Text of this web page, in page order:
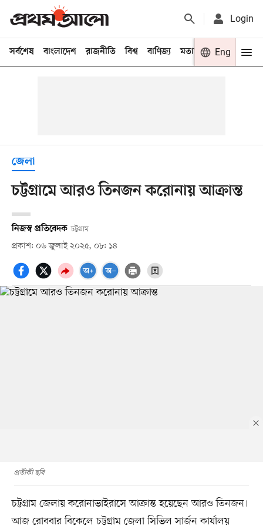
Login
সর্বশেষ বাংলাদেশ রাজনীতি বিশ্ব বাণিজ্য মতামত খেলা
Eng
জেলা
চট্টগ্রামে আরও তিনজন করোনায় আক্রান্ত
নিজস্ব প্রতিবেদক চট্টগ্রাম
প্রকাশ: ০৬ জুলাই ২০২৫, ০৮: ১৪
প্রতীকী ছবি
চট্টগ্রাম জেলায় করোনাভাইরাসে আক্রান্ত হয়েছেন আরও তিনজন।
আজ রোববার বিকেলে চট্টগ্রাম জেলা সিভিল সার্জন কার্যালয়